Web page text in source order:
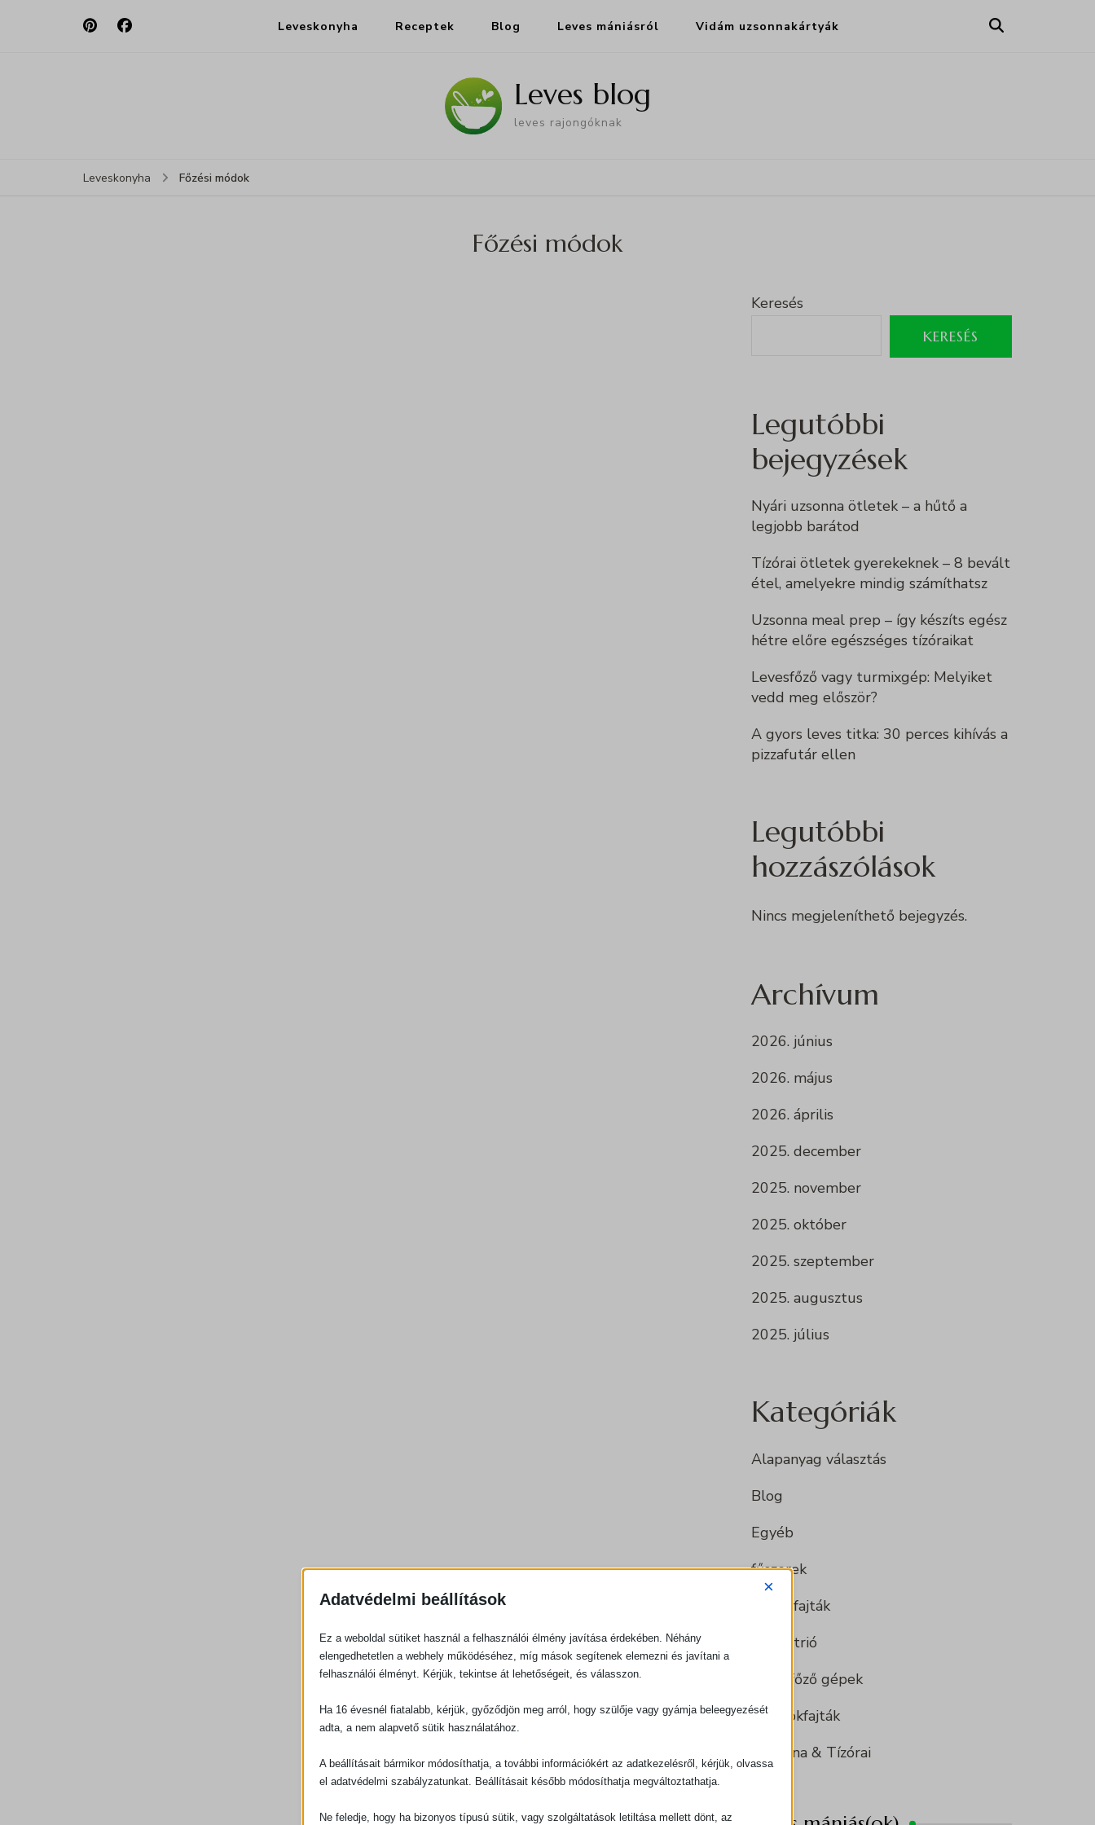
Leveskonyha Receptek Blog Leves mániásról Vidám uzsonnakártyák
Leves blog
leves rajongóknak
Leveskonyha Főzési módok
Főzési módok
Keresés
KERESÉS
Legutóbbi
bejegyzések
Nyári uzsonna ötletek – a hűtő a
legjobb barátod
Tízórai ötletek gyerekeknek – 8 bevált
étel, amelyekre mindig számíthatsz
Uzsonna meal prep – így készíts egész
hétre előre egészséges tízóraikat
Levesfőző vagy turmixgép: Melyiket
vedd meg először?
A gyors leves titka: 30 perces kihívás a
pizzafutár ellen
Legutóbbi
hozzászólások
Nincs megjeleníthető bejegyzés.
Archívum
2026. június
2026. május
2026. április
2025. december
2025. november
2025. október
2025. szeptember
2025. augusztus
2025. július
Kategóriák
Alapanyag választás
Blog
Egyéb
fűszerek
lencsefajták
Leves trió
Levesfőző gépek
sütőtökfajták
Uzsonna & Tízórai
Adatvédelmi beállítások
×
Ez a weboldal sütiket használ a felhasználói élmény javítása érdekében. Néhány
elengedhetetlen a webhely működéséhez, míg mások segítenek elemezni és javítani a
felhasználói élményt. Kérjük, tekintse át lehetőségeit, és válasszon.
Ha 16 évesnél fiatalabb, kérjük, győződjön meg arról, hogy szülője vagy gyámja beleegyezését
adta, a nem alapvető sütik használatához.
A beállításait bármikor módosíthatja, a további információkért az adatkezelésről, kérjük, olvassa
el adatvédelmi szabályzatunkat. Beállításait később módosíthatja megváltoztathatja.
Ne feledje, hogy ha bizonyos típusú sütik, vagy szolgáltatások letiltása mellett dönt, az